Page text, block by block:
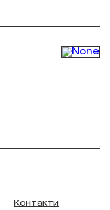
Контакти